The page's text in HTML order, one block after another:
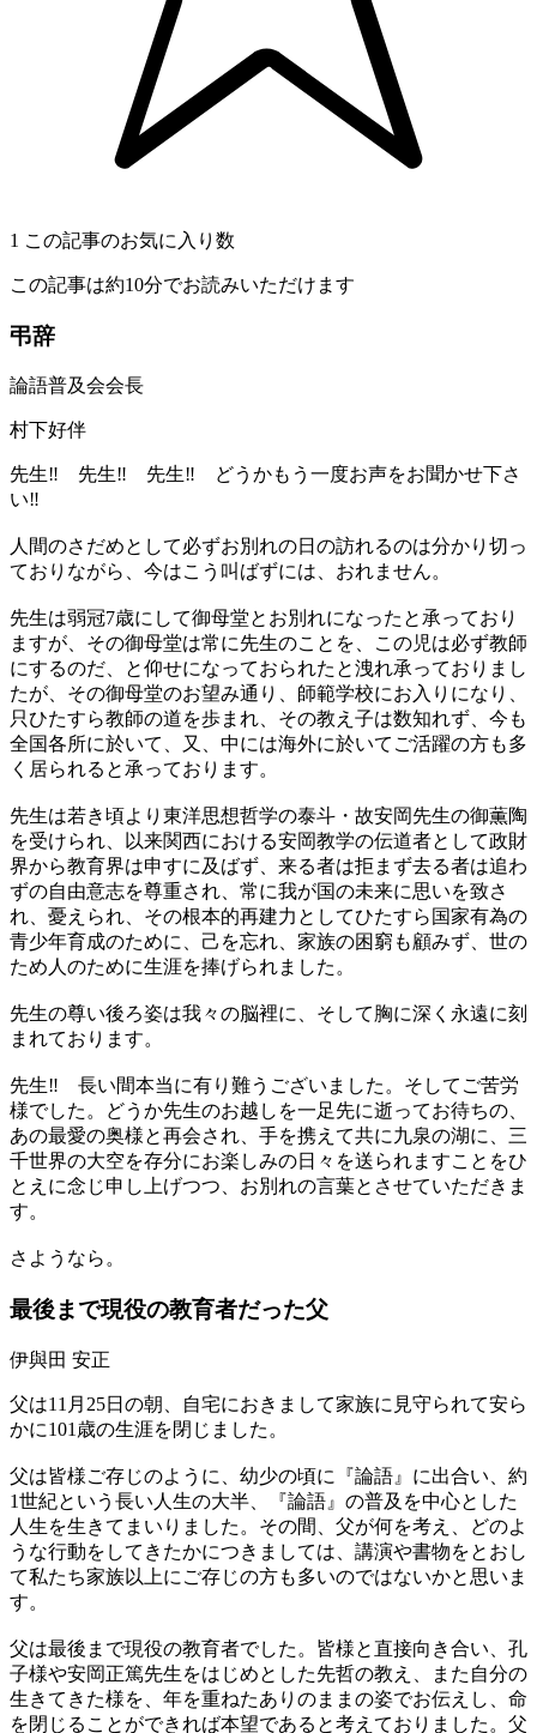
1 この記事のお気に入り数
この記事は約10分でお読みいただけます
弔辞
論語普及会会長
村下好伴
先生‼ 先生‼ 先生‼ どうかもう一度お声をお聞かせ下さ
い‼
人間のさだめとして必ずお別れの日の訪れるのは分かり切っ
ておりながら、今はこう叫ばずには、おれません。
先生は弱冠7歳にして御母堂とお別れになったと承っており
ますが、その御母堂は常に先生のことを、この児は必ず教師
にするのだ、と仰せになっておられたと洩れ承っておりまし
たが、その御母堂のお望み通り、師範学校にお入りになり、
只ひたすら教師の道を歩まれ、その教え子は数知れず、今も
全国各所に於いて、又、中には海外に於いてご活躍の方も多
く居られると承っております。
先生は若き頃より東洋思想哲学の泰斗・故安岡先生の御薫陶
を受けられ、以来関西における安岡教学の伝道者として政財
界から教育界は申すに及ばず、来る者は拒まず去る者は追わ
ずの自由意志を尊重され、常に我が国の未来に思いを致さ
れ、憂えられ、その根本的再建力としてひたすら国家有為の
青少年育成のために、己を忘れ、家族の困窮も顧みず、世の
ため人のために生涯を捧げられました。
先生の尊い後ろ姿は我々の脳裡に、そして胸に深く永遠に刻
まれております。
先生‼ 長い間本当に有り難うございました。そしてご苦労
様でした。どうか先生のお越しを一足先に逝ってお待ちの、
あの最愛の奥様と再会され、手を携えて共に九泉の湖に、三
千世界の大空を存分にお楽しみの日々を送られますことをひ
とえに念じ申し上げつつ、お別れの言葉とさせていただきま
す。
さようなら。
最後まで現役の教育者だった父
伊與田 安正
父は11月25日の朝、自宅におきまして家族に見守られて安ら
かに101歳の生涯を閉じました。
父は皆様ご存じのように、幼少の頃に『論語』に出合い、約
1世紀という長い人生の大半、『論語』の普及を中心とした
人生を生きてまいりました。その間、父が何を考え、どのよ
うな行動をしてきたかにつきましては、講演や書物をとおし
て私たち家族以上にご存じの方も多いのではないかと思いま
す。
父は最後まで現役の教育者でした。皆様と直接向き合い、孔
子様や安岡正篤先生をはじめとした先哲の教え、また自分の
生きてきた様を、年を重ねたありのままの姿でお伝えし、命
を閉じることができれば本望であると考えておりました。父